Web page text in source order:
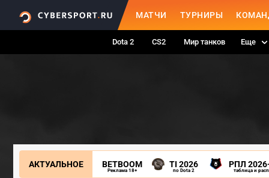
МАТЧИ ТУРНИРЫ
Dota 2 CS2 Мир танков Еще
АКТУАЛЬНОЕ BETBOOM
Реклама 18+
TI 2026
по Dota 2
РПЛ
таблица и